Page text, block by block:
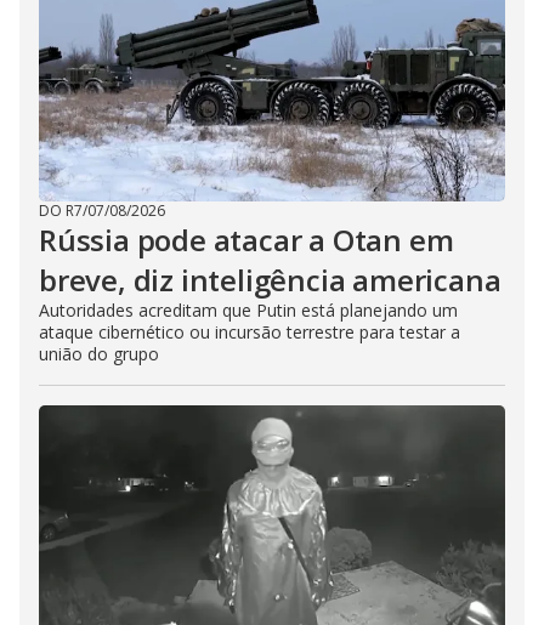
DO R7/07/08/2026
Rússia pode atacar a Otan em
breve, diz inteligência americana
Autoridades acreditam que Putin está planejando um
ataque cibernético ou incursão terrestre para testar a
união do grupo